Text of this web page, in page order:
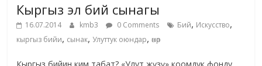
Кыргыз эл бий сынагы
16.07.2014 kmb3 0 Comments Бий, Искусство,
кыргыз бийи, сынак, Улуттук оюндар,өнөр